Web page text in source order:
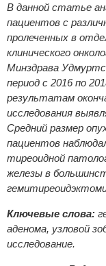
В данной статье
пациентов с
пролеченных в
клинического
Минздрава
период с 2016 по
результатам
исследования
Средний размер
пациентов
тиреоидной
железы в
Ключевые слова:
аденома, узловой
исследование.